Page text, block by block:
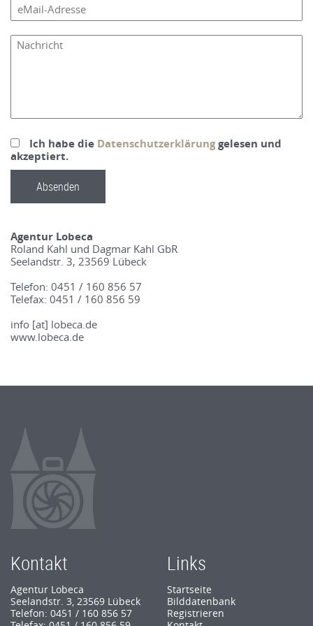
Ich habe die Datenschutzerklärunggelesen und
akzeptiert.
Agentur Lobeca
Roland Kahl und Dagmar Kahl GbR
Seelandstr. 3, 23569 Lübeck
Telefon: 0451 / 160 856 57
Telefax: 0451 / 160 856 59
info [at] lobeca.de
www.lobeca.de
Kontakt
Agentur Lobeca
Seelandstr. 3, 23569 Lübeck
Telefon: 0451 / 160 856 57
Links
Startseite
Bilddatenbank
Registrieren